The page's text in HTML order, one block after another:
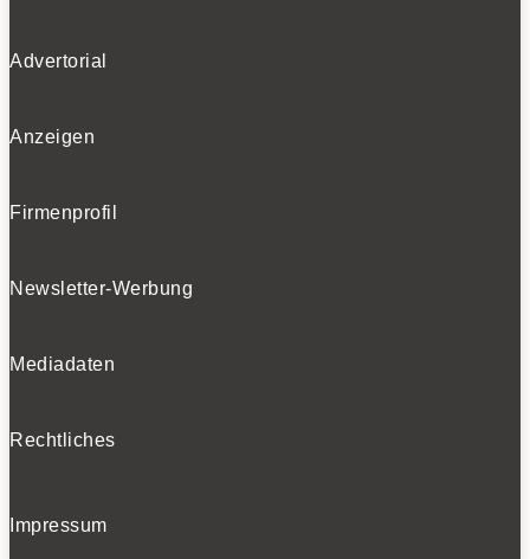
Advertorial
Anzeigen
Firmenprofil
Newsletter-Werbung
Mediadaten
Rechtliches
Impressum